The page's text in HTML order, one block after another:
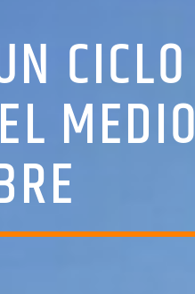
CICLO
MEDIO